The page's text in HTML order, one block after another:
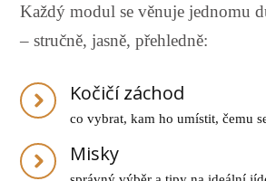
Každý modul se věnuje jednomu
– stručně, jasně, přehledně:
Kočičí záchod
co vybrat, kam ho umístit, čemu
Misky